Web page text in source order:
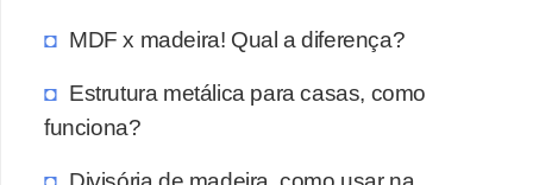
MDF x madeira! Qual a diferença?
Estrutura metálica para casas, como
funciona?